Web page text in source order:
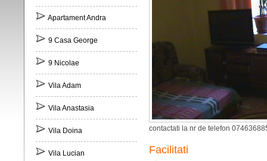
Apartament Andra
9 Casa George
9 Nicolae
Vila Adam
Vila Anastasia
Vila Doina
Vila Lucian
contactati la nr de telefon
Facilitati